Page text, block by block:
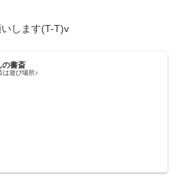
します(T-T)v
の書斎
は遊び場所♪